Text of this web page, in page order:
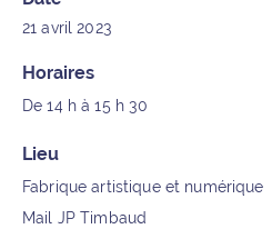
21 avril 2023
Horaires
De 14 h à 15 h 30
Lieu
Fabrique artistique et numérique
Mail JP Timbaud